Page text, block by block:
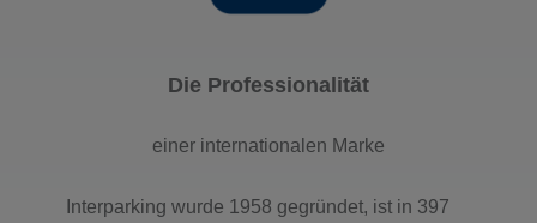
Die Professionalität
einer internationalen Marke
Interparking wurde 1958 gegründet, ist in 397